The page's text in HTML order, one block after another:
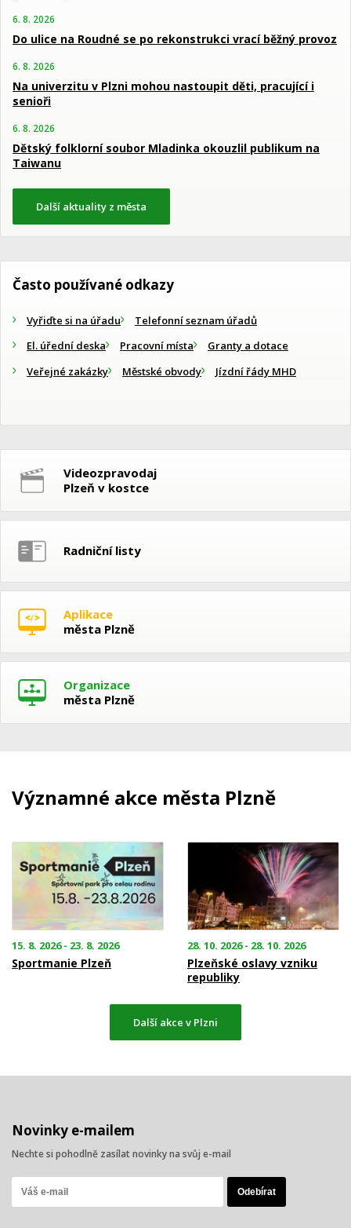
6. 8. 2026
Do ulice na Roudné se po rekonstrukci vrací běžný provoz
6. 8. 2026
Na univerzitu v Plzni mohou nastoupit děti, pracující i
senioři
6. 8. 2026
Dětský folklorní soubor Mladinka okouzlil publikum na
Taiwanu
Další aktuality z města
Často používané odkazy
Vyřiďte si na úřadu
Telefonní seznam úřadů
El. úřední deska
Pracovní místa
Granty a dotace
Veřejné zakázky
Městské obvody Jízdní řády MHD
Videozpravodaj
Plzeň v kostce
Radniční listy
Aplikace
města Plzně
Organizace
města Plzně
Významné akce města Plzně
15. 8. 2026 - 23. 8. 2026
Sportmanie Plzeň
28. 10. 2026 - 28. 10. 2026
Plzeňské oslavy vzniku
republiky
Další akce v Plzni
Novinky e-mailem
Nechte si pohodlně zasílat novinky na svůj e-mail